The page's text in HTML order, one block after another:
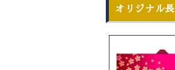
オリジナル